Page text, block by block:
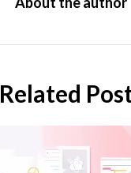
Related